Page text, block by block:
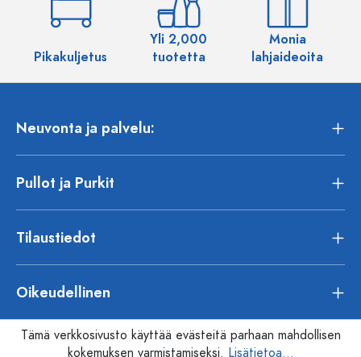
Pikakuljetus
Yli 2,000
tuotetta
Monia
lahjaideoita
Neuvonta ja palvelu:
Pullot ja Purkit
Tilaustiedot
Oikeudellinen
Tämä verkkosivusto käyttää evästeitä parhaan mahdollisen
kokemuksen varmistamiseksi. Lisätietoa...